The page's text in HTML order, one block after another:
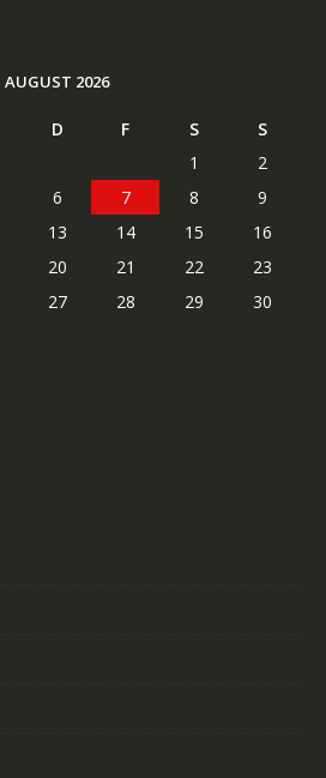
AUGUST 2026
D F S
S
1
2
6 7 8
9
13 14 15
16
20 21 22
23
27 28 29
30